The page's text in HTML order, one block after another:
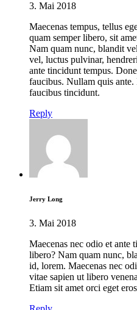
3. Mai 2018
Maecenas tempus, tellus
quam semper libero, sit
Nam quam nunc, blandit
vel, luctus pulvinar,
ante tincidunt tempus.
faucibus. Nullam quis ante.
faucibus tincidunt.
Reply
Jerry Long
3. Mai 2018
Maecenas nec odio et ante
libero? Nam quam nunc,
id, lorem. Maecenas nec
vitae sapien ut libero
Etiam sit amet orci eget